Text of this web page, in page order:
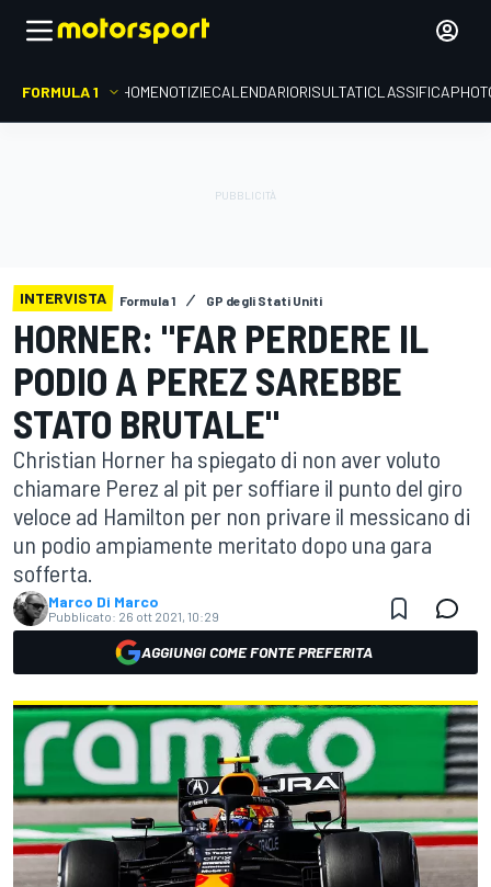
FORMULA 1 HOMENOTIZIECALENDARIORISULTATICLASSIFICA
INTERVISTA Formula 1 GP degli Stati Uniti
HORNER: "FAR PERDERE IL
PODIO A PEREZ SAREBBE
STATO BRUTALE"
Christian Horner ha spiegato di non aver voluto
chiamare Perez al pit per soffiare il punto del giro
veloce ad Hamilton per non privare il messicano di
un podio ampiamente meritato dopo una gara
sofferta.
Marco Di Marco
Pubblicato: 26 ott 2021, 10:29
AGGIUNGI COME FONTE PREFERITA